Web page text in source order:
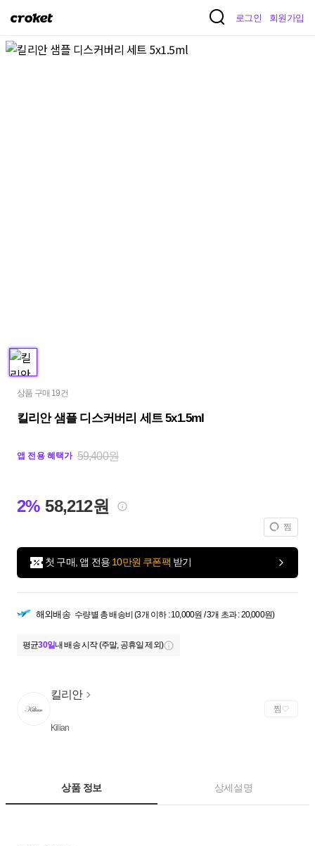
크
켓
로그인 회원가입
상품 구매 19건
킬리안 샘플 디스커버리 세트 5x1.5ml
앱 전용 혜택가 59,400원
2% 58,212원
찜
첫 구매, 앱 전용 10만원 쿠폰팩 받기
해외배송 수량별 총 배송비 (3개 이하 : 10,000원 / 3개 초과 : 20,000원)
평균30일내 배송 시작 (주말, 공휴일 제외)
킬리안
Kilian
찜
상품 정보 상세설명